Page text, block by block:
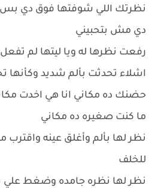
نظرتك اللي شوفتها فوق دي بس
دي مش بتحبيني
رفعت نظرها له ويا ليتها لم
اشلاء تحدثت بألم شديد
حضنك ده مكاني انا هي اخدت
ما كنت صغيره ده مكاني
نظر لها بألم وأغلق عينه واقترب
للخلف
نظر لها نظره جامده وضغط علي